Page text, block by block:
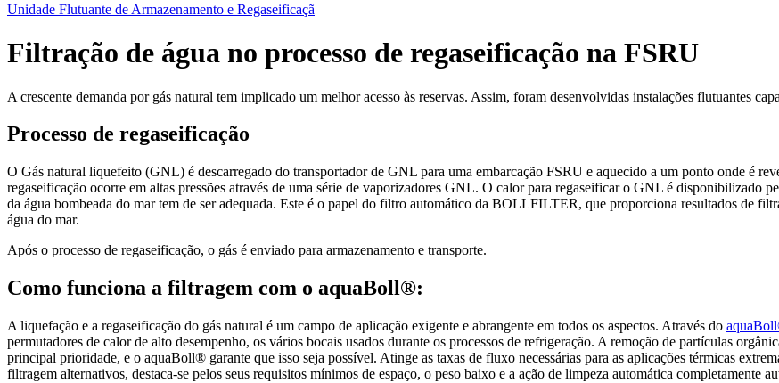
Unidade Flutuante de Armazenamento e Regaseificaçã
Filtração de água no processo de regaseificação na FSRU
A crescente demanda por gás natural tem implicado um melhor acesso às reservas. Assim, foram desenvolvidas instalações flutuantes
Processo de regaseificação
O Gás natural liquefeito (GNL) é descarregado do transportador de GNL para uma embarcação FSRU e aquecido a um ponto onde é
regaseificação ocorre em altas pressões através de uma série de vaporizadores GNL. O calor para regaseificar o GNL é disponibilizado
da água bombeada do mar tem de ser adequada. Este é o papel do filtro automático da BOLLFILTER, que proporciona resultados de
água do mar.
Após o processo de regaseificação, o gás é enviado para armazenamento e transporte.
Como funciona a filtragem com o aquaBoll®:
A liquefação e a regaseificação do gás natural é um campo de aplicação exigente e abrangente em todos os aspectos. Através do
permutadores de calor de alto desempenho, os vários bocais usados durante os processos de refrigeração. A remoção de partículas
principal prioridade, e o aquaBoll® garante que isso seja possível. Atinge as taxas de fluxo necessárias para as aplicações térmicas
filtragem alternativos, destaca-se pelos seus requisitos mínimos de espaço, o peso baixo e a ação de limpeza automática completamente